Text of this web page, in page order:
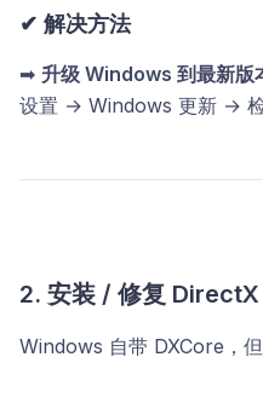
✔ 解决方法
➡ 升级 Windows 到最新版
设置 → Windows 更新 →
2. 安装 / 修复 DirectX
Windows 自带 DXCore，但